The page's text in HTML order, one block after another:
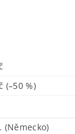
(–50 %)
(Německo)